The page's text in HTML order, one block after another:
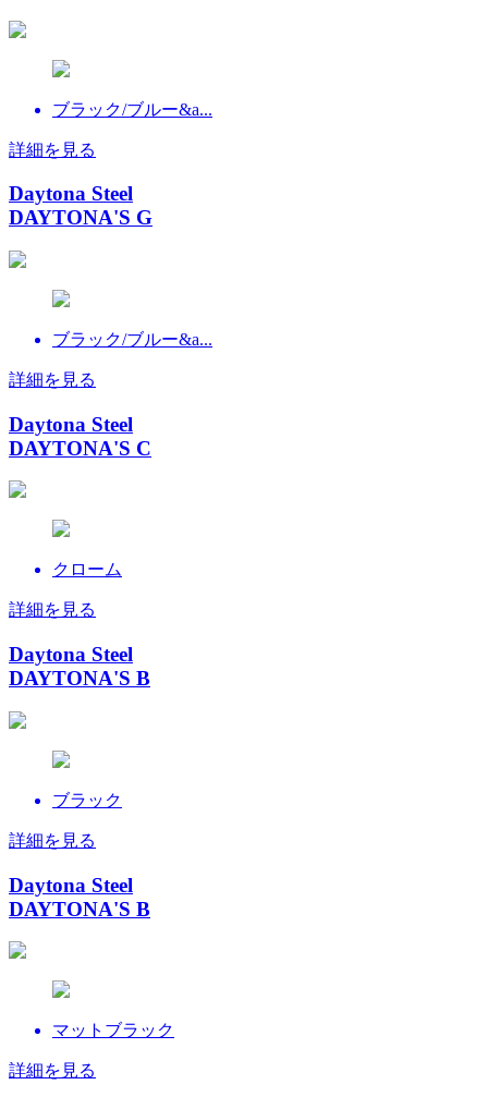
ブラック/ブルー&a...
詳細を見る
Daytona Steel
DAYTONA'S G
ブラック/ブルー&a...
詳細を見る
Daytona Steel
DAYTONA'S C
クローム
詳細を見る
Daytona Steel
DAYTONA'S B
ブラック
詳細を見る
Daytona Steel
DAYTONA'S B
マットブラック
詳細を見る